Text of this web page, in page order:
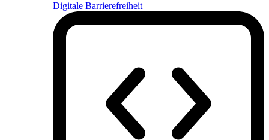
Digitale Barrierefreiheit